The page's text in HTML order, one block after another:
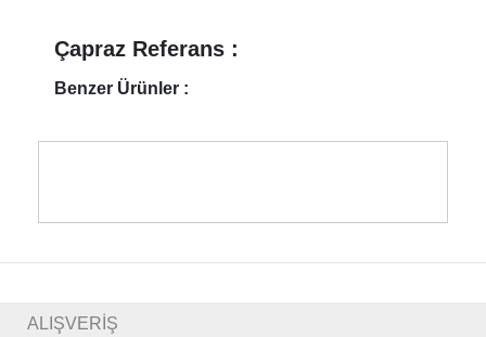
Çapraz Referans :
Benzer Ürünler :
ALIŞVERİŞ